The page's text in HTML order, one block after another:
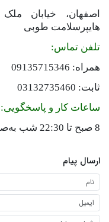
هایپرسلامت طوبی
تلفن تماس:
همراه: 09135715346
ثابت: 03132735460
ساعات کار و پاسخگویی:
8 صبح تا 22:30 شب به‌صورت یکسره
ارسال پیام